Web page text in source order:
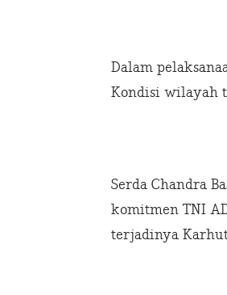
Dalam
Kondisi wilayah
Serda Chandra
komitmen TNI
terjadinya